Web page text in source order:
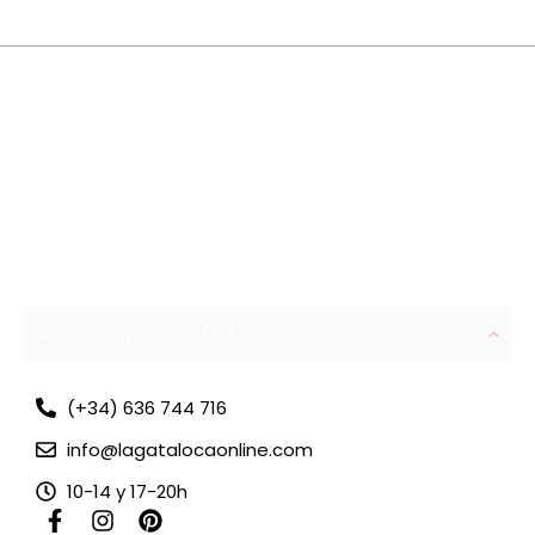
(+34) 636 744 716
info@lagatalocaonline.com
10-14 y 17-20h
F I P